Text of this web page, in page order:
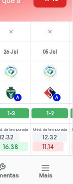
26 Jul 05 Jul
A A
1-3 1-2
da temporada
16.38
Méd. da temporada
12.32
11.14
3
RCM-77
1 (
LF-75
Mais